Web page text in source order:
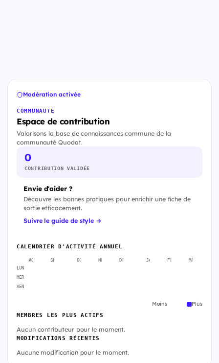
Modération activée
COMMUNAUTÉ
Espace de contribution
Valorisons la base de connaissances commune de la
communauté Quodat.
0
CONTRIBUTION VALIDÉE
Envie d'aider ?
Découvre les bonnes pratiques pour enrichir une fiche de
sortie efficacement.
Suivre le guide de style →
CALENDRIER D'ACTIVITÉ ANNUEL
AOÛT SEPT. OCT. NOV. DÉC. JANV. FÉVR. MARS
LUN
MER
VEN
Moins Plus
MEMBRES LES PLUS ACTIFS
Aucun contributeur pour le moment.
MODIFICATIONS RÉCENTES
Aucune modification pour le moment.